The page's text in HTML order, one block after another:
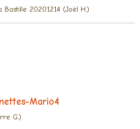
20201214 (Joël H.)
Mario4
G.)